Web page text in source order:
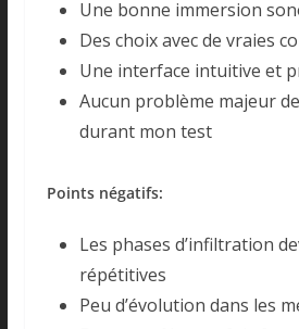
Une bonne immersion
Des choix avec de vraies
Une interface intuitive et
Aucun problème majeur
durant mon test
Points négatifs:
Les phases d’infiltration
répétitives
Peu d’évolution dans les